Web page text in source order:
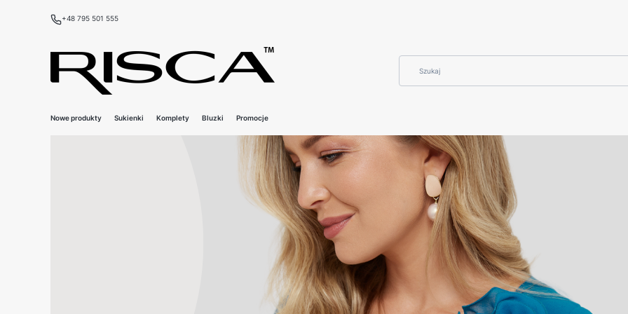
+48 795 501 555
Nowe produkty Sukienki Komplety Bluzki Promocje